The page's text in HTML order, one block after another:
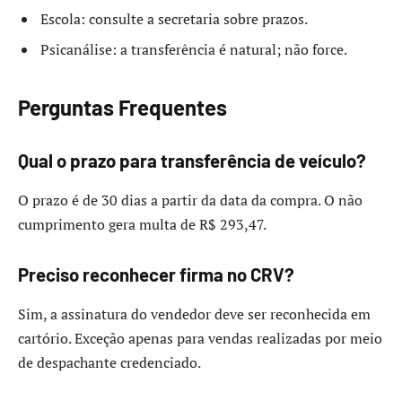
Escola: consulte a secretaria sobre prazos.
Psicanálise: a transferência é natural; não force.
Perguntas Frequentes
Qual o prazo para transferência de veículo?
O prazo é de 30 dias a partir da data da compra. O não
cumprimento gera multa de R$ 293,47.
Preciso reconhecer firma no CRV?
Sim, a assinatura do vendedor deve ser reconhecida em
cartório. Exceção apenas para vendas realizadas por meio
de despachante credenciado.